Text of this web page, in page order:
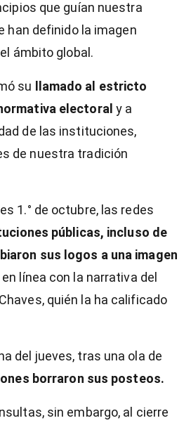
que guían nuestra
han definido la imagen
ámbito global.
su llamado al estricto
electoral y a
de las instituciones,
de nuestra tradición
1.° de octubre, las redes
públicas, incluso de
sus logos a una imagen
en línea con la narrativa del
quién la ha calificado
del jueves, tras una ola de
borraron sus posteos.
sin embargo, al cierre